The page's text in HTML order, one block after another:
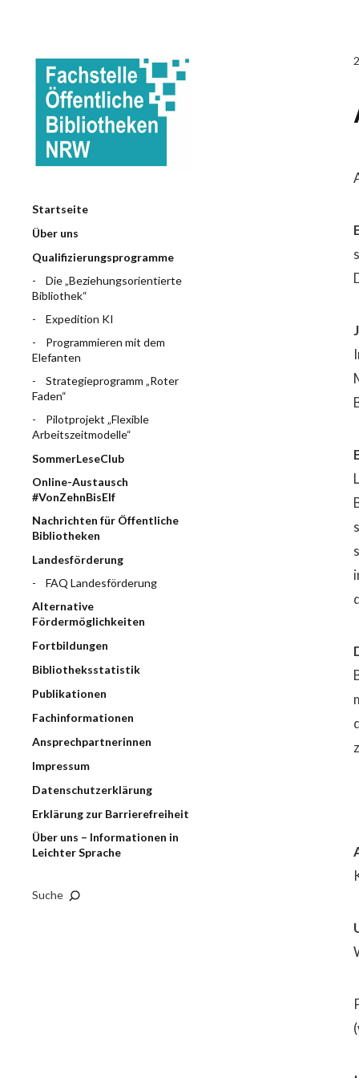
Startseite
Über uns
Qualifizierungsprogramme
Die „Beziehungsorientierte
Bibliothek“
Expedition KI
Programmieren mit dem
Elefanten
Strategieprogramm „Roter
Faden“
Pilotprojekt „Flexible
Arbeitszeitmodelle“
SommerLeseClub
Online-Austausch
#VonZehnBisElf
Nachrichten für Öffentliche
Bibliotheken
Landesförderung
FAQ Landesförderung
Alternative
Fördermöglichkeiten
Fortbildungen
Bibliotheksstatistik
Publikationen
Fachinformationen
Ansprechpartnerinnen
Impressum
Datenschutzerklärung
Erklärung zur Barrierefreiheit
Über uns – Informationen in
Leichter Sprache
Suche